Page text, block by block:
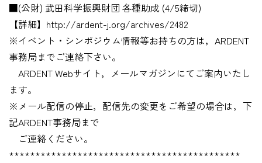
■(公財) 武田科学振興財団 各種助成 (4/5締切)
【詳細】http://ardent-j.org/archives/2482
※イベント・シンポジウム情報等お持ちの方は，ARDENT
事務局までご連絡下さい。
ARDENT Webサイト，メールマガジンにてご案内いたし
ます。
※メール配信の停止，配信先の変更をご希望の場合は，下
記ARDENT事務局まで
ご連絡ください。
********************************************